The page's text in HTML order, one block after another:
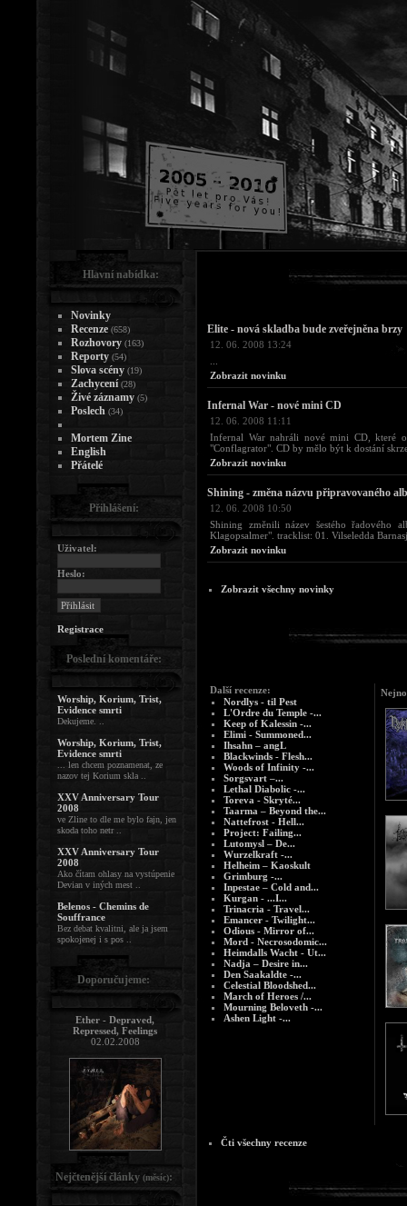
Elite - nová skladba bude zveřejněna brzy
12. 06. 2008 13:24
Zobrazit novinku
Infernal War - nové mini CD
12. 06. 2008 11:11
Infernal War nahráli nové mini CD, které
"Conflagrator". CD by mělo být k dostání
Zobrazit novinku
Shining - změna názvu připravovaného
12. 06. 2008 10:50
Shining změnili název šestého řadového
Klagopsalmer". tracklist: 01. Vilseledda
Zobrazit novinku
Zobrazit všechny novinky
Další recenze:
Nordlys - til Pest
L'Ordre du Temple -...
Keep of Kalessin -...
Elimi - Summoned...
Ihsahn – angL
Blackwinds - Flesh...
Woods of Infinity -...
Sorgsvart –...
Lethal Diabolic -...
Toreva - Skryté...
Taarma – Beyond the...
Nattefrost - Hell...
Project: Failing...
Lutomysl – De...
Wurzelkraft -...
Helheim – Kaoskult
Grimburg -...
Inpestae – Cold and...
Kurgan - ...I...
Trinacria - Travel...
Emancer - Twilight...
Odious - Mirror of...
Mord - Necrosodomic...
Heimdalls Wacht - Ut...
Nadja – Desire in...
Den Saakaldte -...
Celestial Bloodshed...
March of Heroes /...
Mourning Beloveth -...
Ashen Light -...
Čti všechny recenze
Hlavní nabídka:
Novinky
Recenze (658)
Rozhovory (163)
Reporty (54)
Slova scény (19)
Zachycení (28)
Živé záznamy (5)
Poslech (34)
Mortem Zine
English
Přátelé
Přihlášení:
Uživatel:
Heslo:
Registrace
Poslední komentáře:
Worship, Korium, Trist,
Evidence smrti
Dekujeme. ..
Worship, Korium, Trist,
Evidence smrti
... len chcem poznamenat, ze
nazov tej Korium skla ..
XXV Anniversary Tour
2008
ve Zline to dle me bylo fajn, jen
skoda toho netr ..
XXV Anniversary Tour
2008
Ako čítam ohlasy na vystúpenie
Devian v iných mest ..
Belenos - Chemins de
Souffrance
Bez debat kvalitni, ale ja jsem
spokojenej i s pos ..
Doporučujeme:
Ether - Depraved,
Repressed, Feelings
02.02.2008
Nejčtenější články (měsíc):